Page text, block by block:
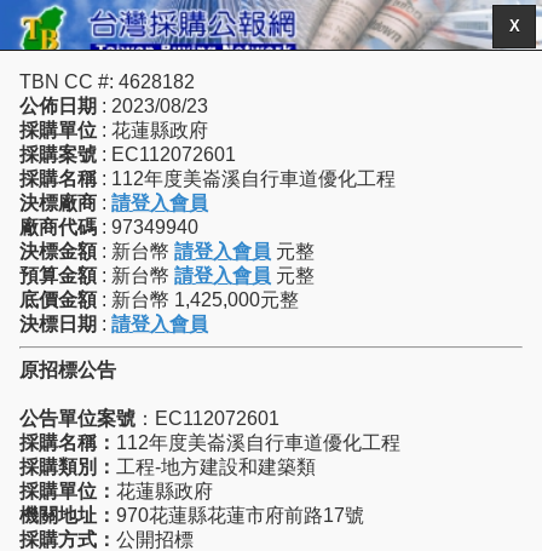
X
TBN CC #: 4628182
公佈日期 : 2023/08/23
採購單位 : 花蓮縣政府
採購案號 : EC112072601
採購名稱 : 112年度美崙溪自行車道優化工程
決標廠商 : 請登入會員
廠商代碼 : 97349940
決標金額 : 新台幣 請登入會員 元整
預算金額 : 新台幣 請登入會員 元整
底價金額 : 新台幣 1,425,000元整
決標日期 : 請登入會員
原招標公告
公告單位案號 ：EC112072601
採購名稱： 112年度美崙溪自行車道優化工程
採購類別： 工程-地方建設和建築類
採購單位： 花蓮縣政府
機關地址： 970花蓮縣花蓮市府前路17號
採購方式： 公開招標